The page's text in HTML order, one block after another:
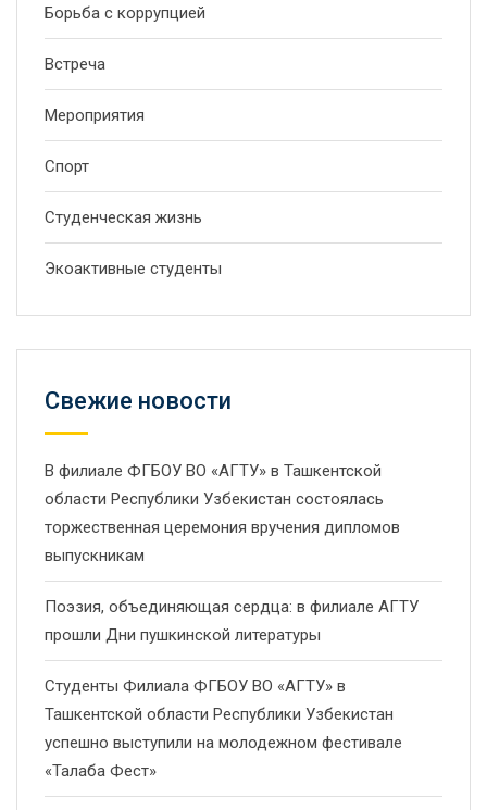
Борьба с коррупцией
Встреча
Мероприятия
Спорт
Студенческая жизнь
Экоактивные студенты
Свежие новости
В филиале ФГБОУ ВО «АГТУ» в Ташкентской
области Республики Узбекистан состоялась
торжественная церемония вручения дипломов
выпускникам
Поэзия, объединяющая сердца: в филиале АГТУ
прошли Дни пушкинской литературы
Студенты Филиала ФГБОУ ВО «АГТУ» в
Ташкентской области Республики Узбекистан
успешно выступили на молодежном фестивале
«Талаба Фест»